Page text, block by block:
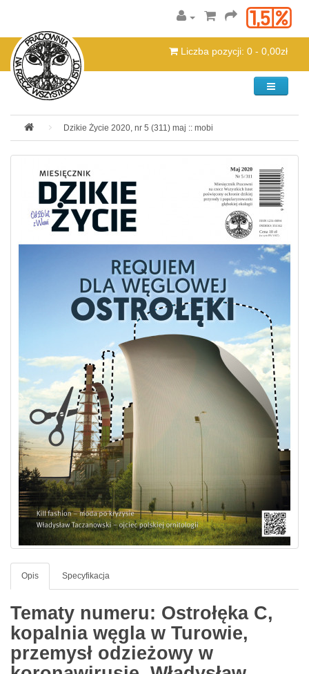
Liczba pozycji: 0 - 0,00zł
Kategorie
Dzikie Życie 2020, nr 5 (311) maj :: mobi
Opis Specyfikacja
Tematy numeru: Ostrołęka C,
kopalnia węgla w Turowie,
przemysł odzieżowy w